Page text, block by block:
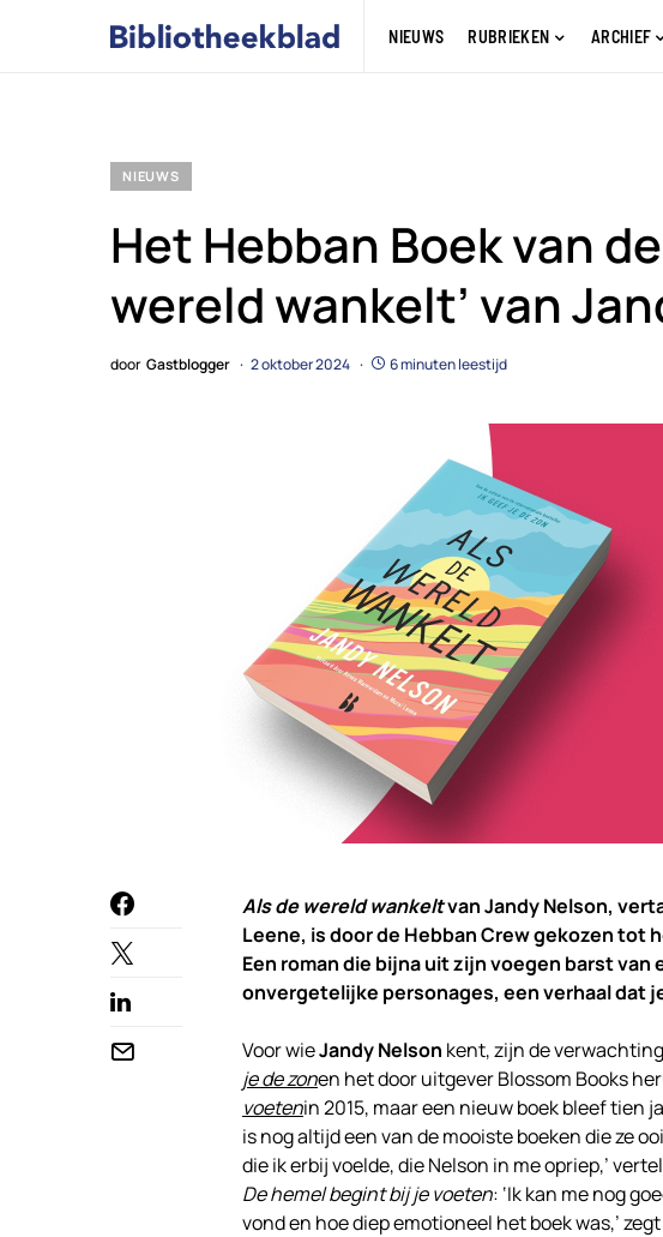
NIEUWS RUBRIEKEN ARCHIEF
NIEUWS
Het Hebban Boek van
wereld wankelt’ van
door Gastblogger 2 oktober 2024 6 minuten leestijd
Als de wereld wankeltvan Jandy Nelson,
Leene, is door de Hebban Crew gekozen tot
Een roman die bijna uit zijn voegen barst
onvergetelijke personages, een verhaal dat
Voor wieJandy Nelson kent, zijn de
je de zonen het door uitgever Blossom Books
voetenin 2015, maar een nieuw boek bleef tien
is nog altijd een van de mooiste boeken die ze
die ik erbij voelde, die Nelson in me opriep,’
De hemel begint bij je voeten: ‘Ik kan me nog
vond en hoe diep emotioneel het boek was,’ zegt